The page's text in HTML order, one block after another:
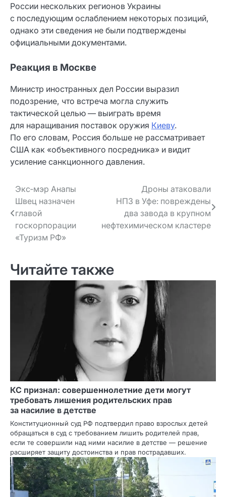
России нескольких регионов Украины
с последующим ослаблением некоторых позиций,
однако эти сведения не были подтверждены
официальными документами.
Реакция в Москве
Министр иностранных дел России выразил
подозрение, что встреча могла служить
тактической целью — выиграть время
для наращивания поставок оружия Киеву.
По его словам, Россия больше не рассматривает
США как «объективного посредника» и видит
усиление санкционного давления.
Навигация
по записям
Экс‑мэр Анапы
Швец назначен
главой
госкорпорации
«Туризм РФ»
Дроны атаковали
НПЗ в Уфе: повреждены
два завода в крупном
нефтехимическом кластере
Читайте также
КС признал: совершеннолетние дети могут
требовать лишения родительских прав
за насилие в детстве
Конституционный суд РФ подтвердил право взрослых детей
обращаться в суд с требованием лишить родителей прав,
если те совершили над ними насилие в детстве — решение
расширяет защиту достоинства и прав пострадавших.